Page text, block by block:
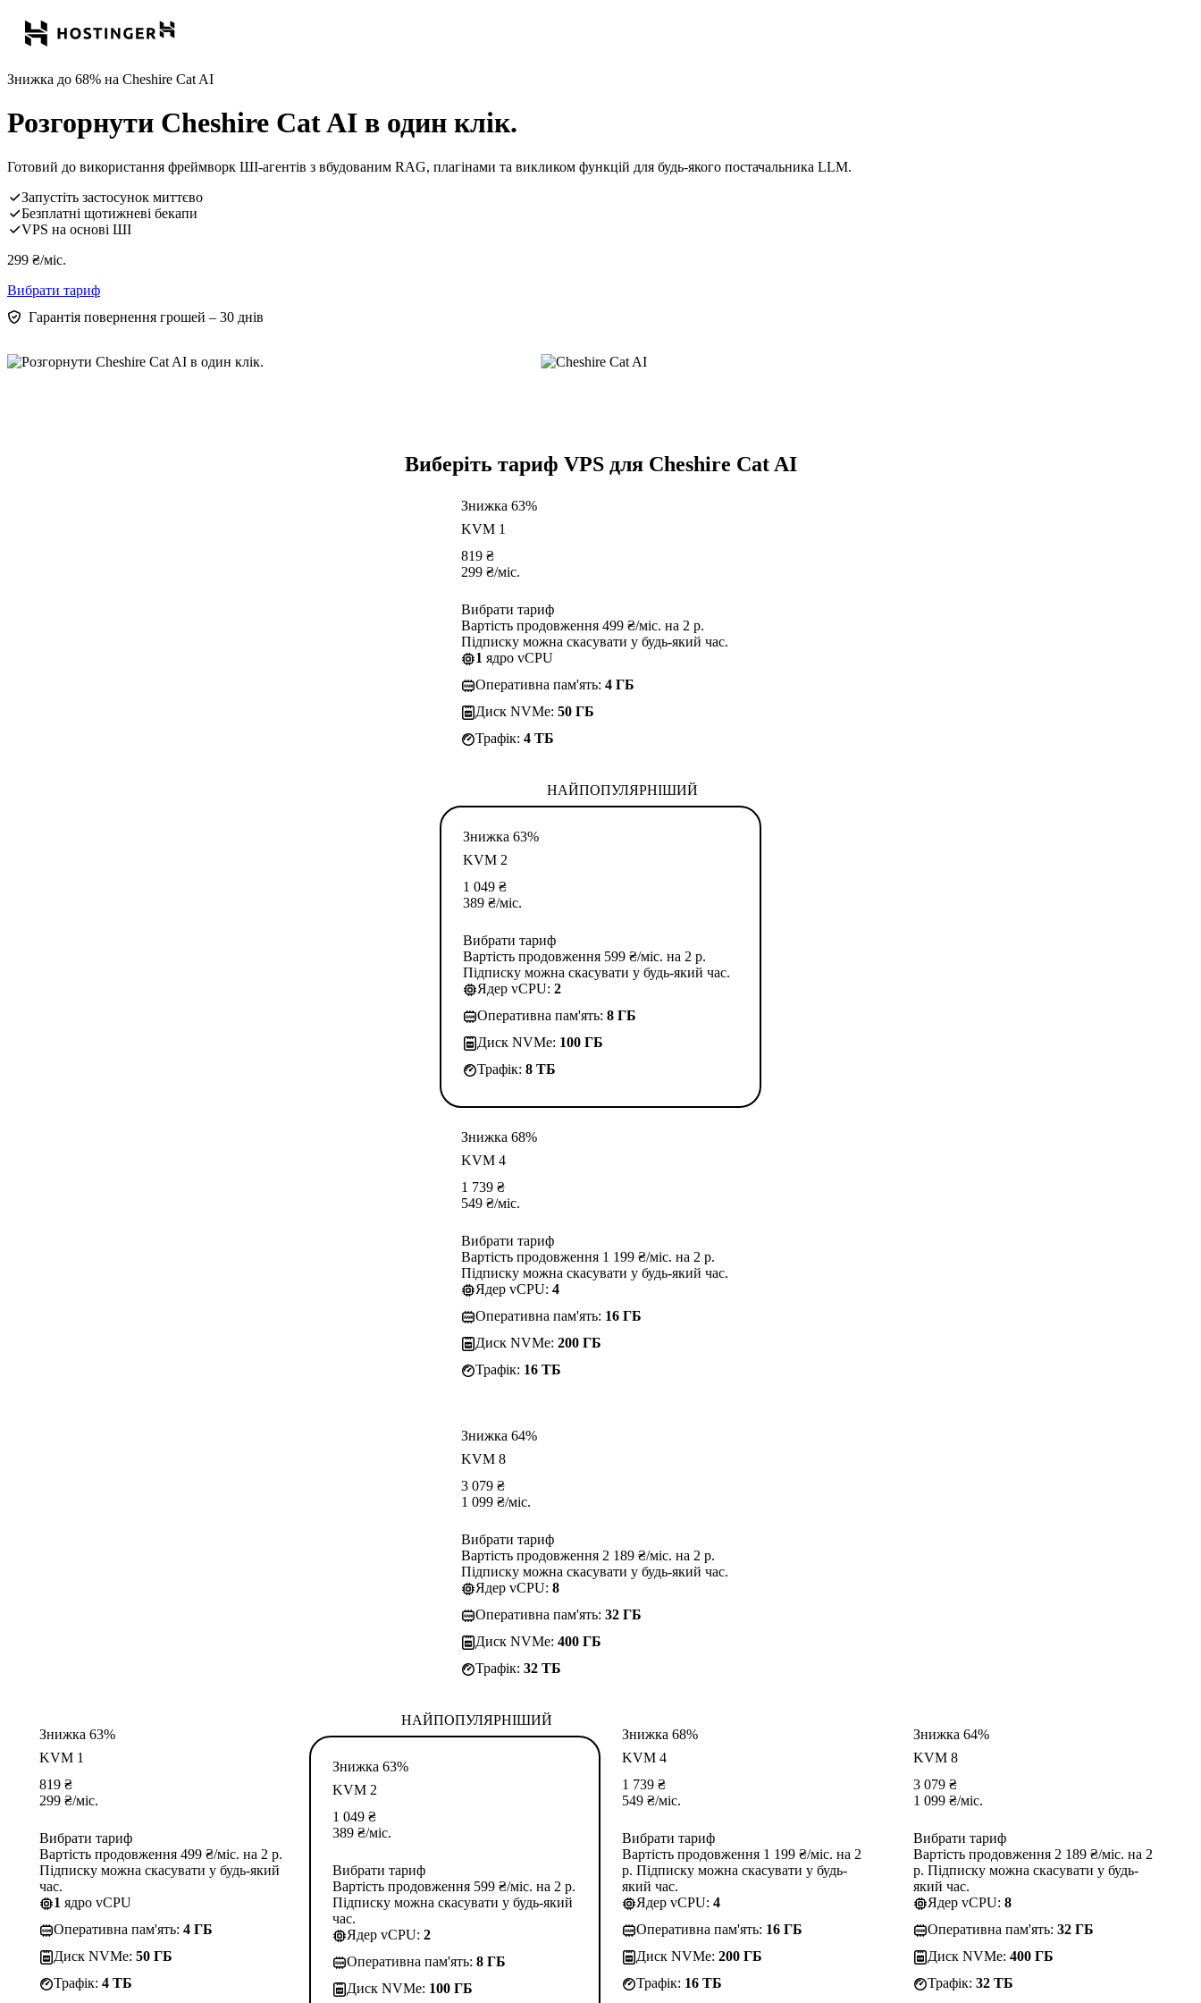
Знижка до 68% на Cheshire Cat AI
Розгорнути Cheshire Cat AI в один клік.
Готовий до використання фреймворк ШІ-агентів з вбудованим RAG, плагінами та викликом функцій для будь-якого постачальника LLM.
Запустіть застосунок миттєво
Безплатні щотижневі бекапи
VPS на основі ШІ
299 ₴/міс.
Вибрати тариф
Гарантія повернення грошей – 30 днів
Виберіть тариф VPS для Cheshire Cat AI
Знижка 63%
KVM 1
819 ₴
299 ₴/міс.
Вибрати тариф
Вартість продовження 499 ₴/міс. на 2 р.
Підписку можна скасувати у будь-який час.
1 ядро vCPU
Оперативна пам'ять: 4 ГБ
Диск NVMe: 50 ГБ
Трафік: 4 TБ
НАЙПОПУЛЯРНІШИЙ
Знижка 63%
KVM 2
1 049 ₴
389 ₴/міс.
Вибрати тариф
Вартість продовження 599 ₴/міс. на 2 р.
Підписку можна скасувати у будь-який час.
Ядер vCPU: 2
Оперативна пам'ять: 8 ГБ
Диск NVMe: 100 ГБ
Трафік: 8 TБ
Знижка 68%
KVM 4
1 739 ₴
549 ₴/міс.
Вибрати тариф
Вартість продовження 1 199 ₴/міс. на 2 р.
Підписку можна скасувати у будь-який час.
Ядер vCPU: 4
Оперативна пам'ять: 16 ГБ
Диск NVMe: 200 ГБ
Трафік: 16 TБ
Знижка 64%
KVM 8
3 079 ₴
1 099 ₴/міс.
Вибрати тариф
Вартість продовження 2 189 ₴/міс. на 2 р.
Підписку можна скасувати у будь-який час.
Ядер vCPU: 8
Оперативна пам'ять: 32 ГБ
Диск NVMe: 400 ГБ
Трафік: 32 TБ
Знижка 63%
KVM 1
819 ₴
299 ₴/міс.
Вибрати тариф
Вартість продовження 499 ₴/міс. на 2 р.
Підписку можна скасувати у будь-який
час.
1 ядро vCPU
Оперативна пам'ять: 4 ГБ
Диск NVMe: 50 ГБ
Трафік: 4 TБ
НАЙПОПУЛЯРНІШИЙ
Знижка 63%
KVM 2
1 049 ₴
389 ₴/міс.
Вибрати тариф
Вартість продовження 599 ₴/міс. на 2 р.
Підписку можна скасувати у будь-який
час.
Ядер vCPU: 2
Оперативна пам'ять: 8 ГБ
Диск NVMe: 100 ГБ
Знижка 68%
KVM 4
1 739 ₴
549 ₴/міс.
Вибрати тариф
Вартість продовження 1 199 ₴/міс. на 2
р. Підписку можна скасувати у будь-
який час.
Ядер vCPU: 4
Оперативна пам'ять: 16 ГБ
Диск NVMe: 200 ГБ
Трафік: 16 TБ
Знижка 64%
KVM 8
3 079 ₴
1 099 ₴/міс.
Вибрати тариф
Вартість продовження 2 189 ₴/міс. на 2
р. Підписку можна скасувати у будь-
який час.
Ядер vCPU: 8
Оперативна пам'ять: 32 ГБ
Диск NVMe: 400 ГБ
Трафік: 32 TБ